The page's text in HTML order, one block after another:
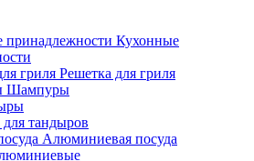
Кухонные
Решетка для гриля
Шампуры
тандыров
Алюминиевая посуда